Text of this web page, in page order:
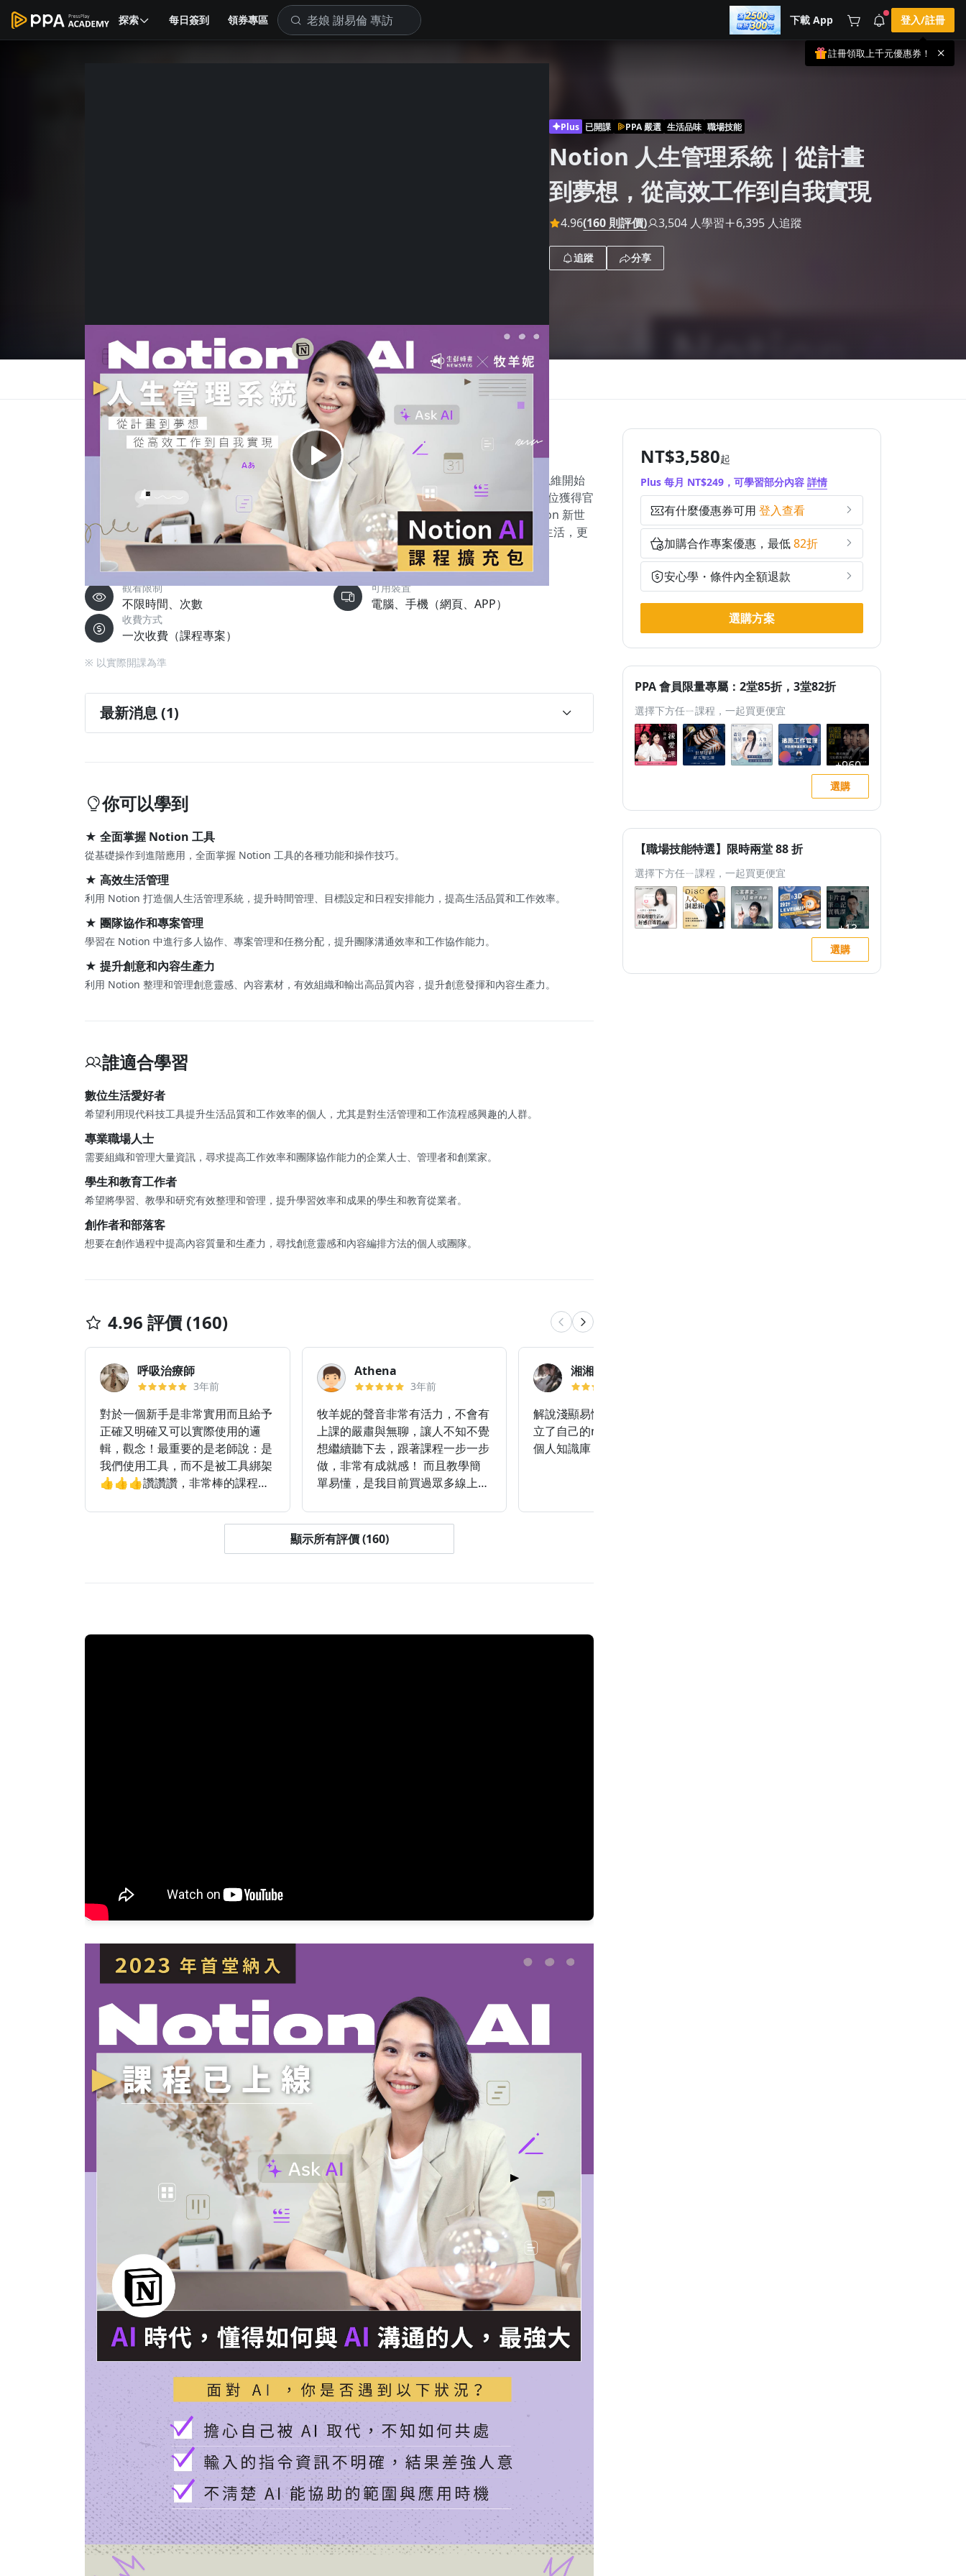
探索 每日簽到 領券專區 下載 App
🚀 酷暑來襲．偷偷在冷氣房升級 📈
⭐️ 【冷氣房進修 限時開跑】◾單筆滿
NT$2,500 現折 NT$300◾活動期間：即
日起 - 8/13（只有一週）-📣 酷暑季好康
\ 再加碼 /→ 點數回饋無上限🔥購買任一
課程 or 訂閱✅ 消費即享回饋 1% 點數
✅ 滿 $5,000 回饋 2% 點數🎁 此為 PPA
官方帳號 Line@ 專屬活動，加入好友👉
播」！
3 天前
查看全部
登入/註冊
註冊領取上千元優惠券！
Plus 已開課 PPA 嚴選 生活品味 職場技能
Notion 人生管理系統｜從計畫
到夢想，從高效工作到自我實現
4.96(160 則評價) 3,504 人學習 6,395 人追蹤
追蹤 分享
總覽 評價 (160) 介紹 目錄與試看 作業成果 選購方案 講師 常見問題 問與答
NT$3,580起
Plus 每月 NT$249，可學習部分內容 詳情
有什麼優惠券可用 登入查看
加購合作專案優惠，最低82折
安心學・條件內全額退款
選購方案
PPA 會員限量專屬：2堂85折，3堂82折
選擇下方任ㄧ課程，一起買更便宜
選購
【職場技能特選】限時兩堂 88 折
選擇下方任ㄧ課程，一起買更便宜
選購
課程總覽
從擁有更美好的生活出發，讓工具為你所用，致力於要讓你做好準備。Notion 從軟體設計思維開始
便是一個龐大的體系，強大功能讓初學者不知從何下手，遲遲無法踏出第一步。 中文界第一位獲得官
方認證的 Notion 工具書作者牧羊妮從基礎開始，用有趣的生活應用為切入，帶你進入 Notion 新世
界，將其融入生活的方方面面，讓 Notion 成為你的專屬生活管理師，打造高效工作、優雅生活，更
有餘裕品味人生。
觀看限制
不限時間、次數
可用裝置
電腦、手機（網頁、APP）
收費方式
一次收費（課程專案）
※ 以實際開課為準
最新消息 (1)
你可以學到
★ 全面掌握 Notion 工具
從基礎操作到進階應用，全面掌握 Notion 工具的各種功能和操作技巧。
★ 高效生活管理
利用 Notion 打造個人生活管理系統，提升時間管理、目標設定和日程安排能力，提高生活品質和工作效率。
★ 團隊協作和專案管理
學習在 Notion 中進行多人協作、專案管理和任務分配，提升團隊溝通效率和工作協作能力。
★ 提升創意和內容生產力
利用 Notion 整理和管理創意靈感、內容素材，有效組織和輸出高品質內容，提升創意發揮和內容生產力。
誰適合學習
數位生活愛好者
希望利用現代科技工具提升生活品質和工作效率的個人，尤其是對生活管理和工作流程感興趣的人群。
專業職場人士
需要組織和管理大量資訊，尋求提高工作效率和團隊協作能力的企業人士、管理者和創業家。
學生和教育工作者
希望將學習、教學和研究有效整理和管理，提升學習效率和成果的學生和教育從業者。
創作者和部落客
想要在創作過程中提高內容質量和生產力，尋找創意靈感和內容編排方法的個人或團隊。
4.96 評價 (160)
呼吸治療師
3年前
對於一個新手是非常實用而且給予
正確又明確又可以實際使用的邏
輯，觀念！最重要的是老師說：是
我們使用工具，而不是被工具綁架
👍👍👍讚讚讚，非常棒的課程，
Athena
3年前
牧羊妮的聲音非常有活力，不會有
上課的嚴肅與無聊，讓人不知不覺
想繼續聽下去，跟著課程一步一步
做，非常有成就感！ 而且教學簡
單易懂，是我目前買過眾多線上課
悔！
湘湘
解說淺顯易懂，讓我從無到有，建
立了自己的notion管理系統，管理
個人知識庫，課程十分受用。
顯示所有評價 (160)